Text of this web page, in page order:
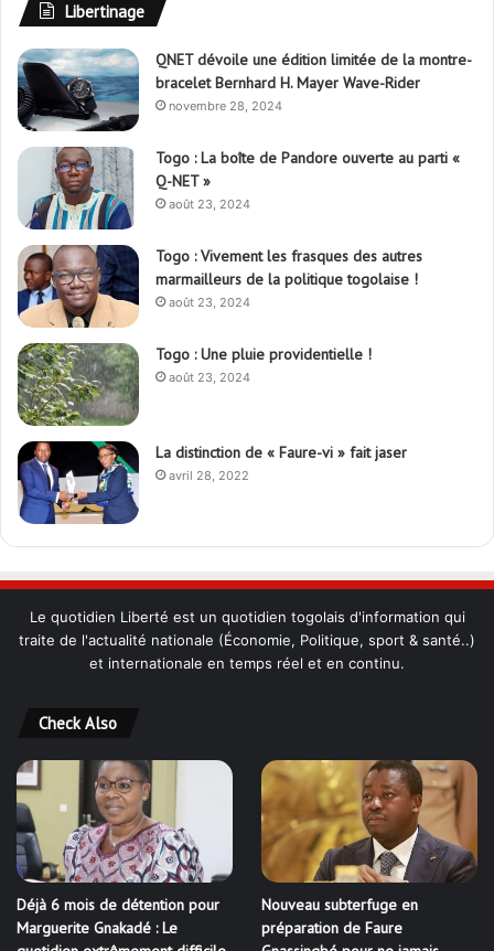
Libertinage
QNET dévoile une édition limitée de la montre-
bracelet Bernhard H. Mayer Wave-Rider
novembre 28, 2024
Togo : La boîte de Pandore ouverte au parti «
Q-NET »
août 23, 2024
Togo : Vivement les frasques des autres
marmailleurs de la politique togolaise !
août 23, 2024
Togo : Une pluie providentielle !
août 23, 2024
La distinction de « Faure-vi » fait jaser
avril 28, 2022
Le quotidien Liberté est un quotidien togolais d'information qui
traite de l'actualité nationale (Économie, Politique, sport & santé..)
et internationale en temps réel et en continu.
Check Also
Déjà 6 mois de détention pour
Marguerite Gnakadé : Le
Nouveau subterfuge en
préparation de Faure